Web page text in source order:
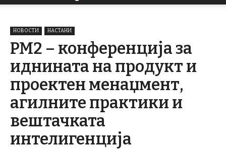
НОВОСТИ НАСТАНИ
PM2 – конференција за
иднината на продукт и
проектен менаџмент,
агилните практики и
вештачката
интелигенција